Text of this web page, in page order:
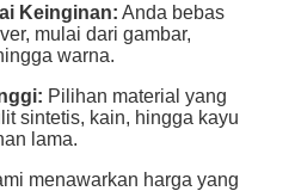
Keinginan: Anda bebas
mulai dari gambar,
warna.
Pilihan material yang
sintetis, kain, hingga kayu
lama.
menawarkan harga yang